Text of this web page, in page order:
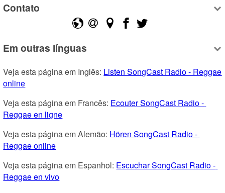
Contato
Em outras línguas
Veja esta página em Inglês: Listen SongCast Radio - Reggae
online
Veja esta página em Francês: Ecouter SongCast Radio -
Reggae en ligne
Veja esta página em Alemão: Hören SongCast Radio -
Reggae online
Veja esta página em Espanhol: Escuchar SongCast Radio -
Reggae en vivo